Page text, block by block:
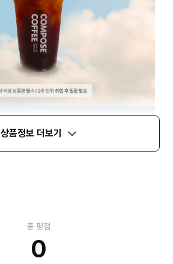
상품정보 더보기
총 평점
0